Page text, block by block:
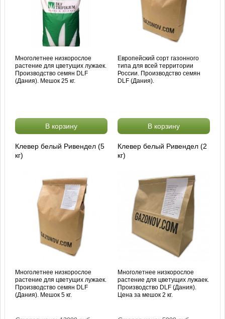
Многолетнее низкорослое
растение для цветущих лужаек.
Производство семян DLF
(Дания). Мешок 25 кг.
В корзину
Европейский сорт газонного
типа для всей территории
России. Производство семян
DLF (Дания).
В корзину
Клевер белый Ривендел (5
кг)
Многолетнее низкорослое
растение для цветущих лужаек.
Производство семян DLF
(Дания). Мешок 5 кг.
Клевер белый Ривендел (2
кг)
Многолетнее низкорослое
растение для цветущих лужаек.
Производство DLF (Дания).
Цена за мешок 2 кг.